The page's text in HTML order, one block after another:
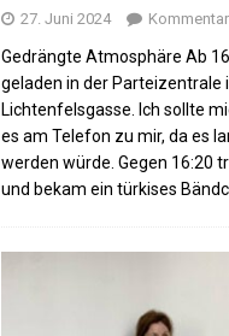
27. Juni 2024
Gedrängte Atmosphäre Ab
geladen in der Parteizentrale
Lichtenfelsgasse. Ich sollte
es am Telefon zu mir, da es
werden würde. Gegen 16:20
und bekam ein türkises